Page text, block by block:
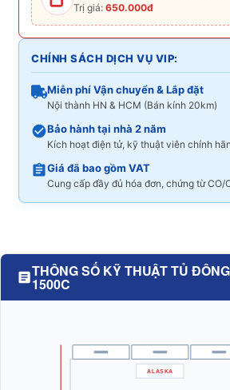
Trị giá: 650.000đ
CHÍNH SÁCH DỊCH VỤ VIP:
Miễn phí Vận chuyển & Lắp đặt
Nội thành HN & HCM (Bán kính 20km)
Bảo hành tại nhà 2 năm
Kích hoạt điện tử, kỹ thuật viên chính
Giá đã bao gồm VAT
Cung cấp đầy đủ hóa đơn, chứng từ CO/
THÔNG SỐ KỸ THUẬT TỦ
1500C
ALASKA